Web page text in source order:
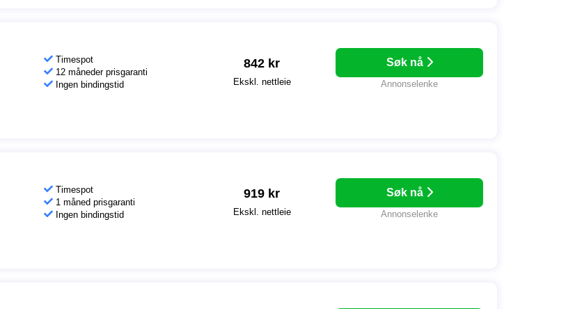
Timespot
12 måneder prisgaranti
Ingen bindingstid
842 kr
Ekskl. nettleie
Søk nå
Annonselenke
Timespot
1 måned prisgaranti
Ingen bindingstid
919 kr
Ekskl. nettleie
Søk nå
Annonselenke